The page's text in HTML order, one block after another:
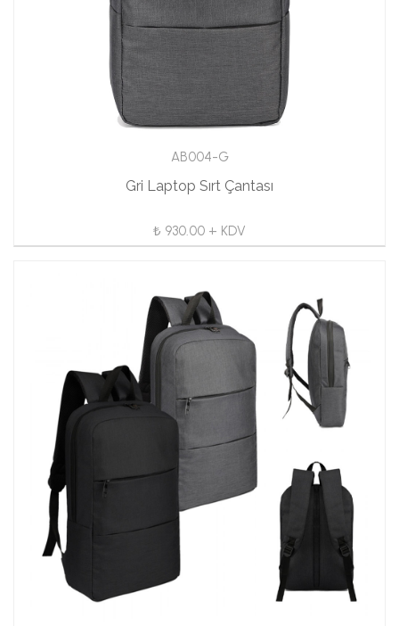
AB004-G
Gri Laptop Sırt Çantası
₺ 930.00 + KDV